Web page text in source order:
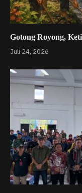
Gotong Royong,
Juli 24, 2026